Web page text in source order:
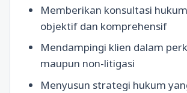
Memberikan konsultasi
objektif dan komprehensif
Mendampingi klien dalam
maupun non-litigasi
Menyusun strategi hukum